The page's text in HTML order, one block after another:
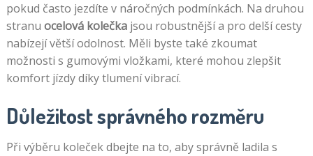
pokud často jezdíte v náročných podmínkách. Na druhou
stranu ocelová kolečkajsou robustnější a pro delší cesty
nabízejí větší odolnost. Měli byste také zkoumat
možnosti s gumovými vložkami, které mohou zlepšit
komfort jízdy díky tlumení vibrací.
Důležitost správného rozměru
Při výběru koleček dbejte na to, aby správně ladila s